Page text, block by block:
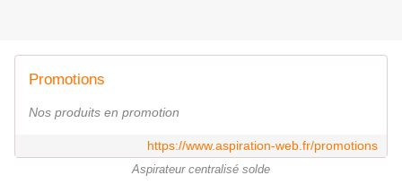
Promotions
Nos produits en promotion
https://www.aspiration-web.fr/promotions
Aspirateur centralisé solde